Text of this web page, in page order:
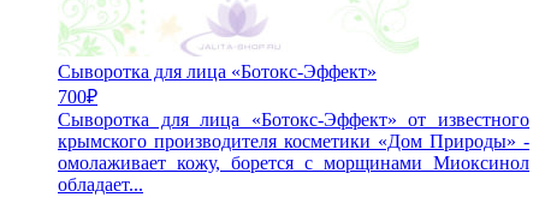
Сыворотка для лица «Ботокс-Эффект»
700₽
Сыворотка для лица «Ботокс-Эффект» от известного
крымского производителя косметики «Дом Природы» -
омолаживает кожу, борется с морщинами Миоксинол
обладает...